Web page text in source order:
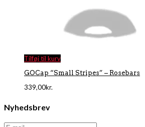
Tilføj til kurv
GOCap “Small Stripes” – Rosebars
339,00kr.
Nyhedsbrev